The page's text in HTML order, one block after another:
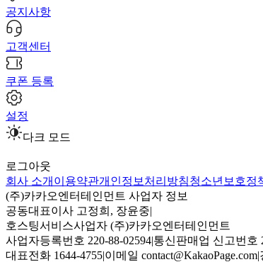
공지사항
고객센터
쿠폰 등록
설정
다크 모드
로그아웃
회사 소개 이용약관개인정보처리방침청소년보호정
(주)카카오엔터테인먼트 사업자 정보
공동대표이사 고정희, 장윤중|
호스팅서비스사업자 (주)카카오엔터테인먼트
사업자등록번호 220-88-02594|통신판매업 신고번호
대표전화 1644-4755|이메일 contact@KakaoPage.com|